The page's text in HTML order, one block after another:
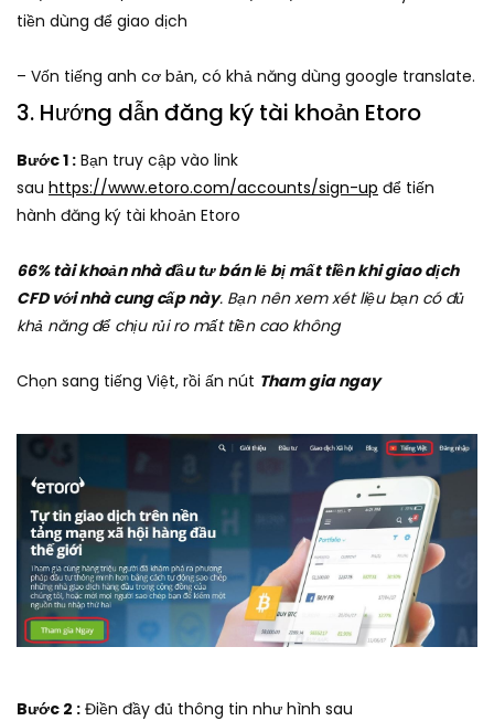
tiền dùng để giao dịch
– Vốn tiếng anh cơ bản, có khả năng dùng google translate.
3. Hướng dẫn đăng ký tài khoản Etoro
Bước 1 : Bạn truy cập vào link
sau https://www.etoro.com/accounts/sign-up để tiến
hành đăng ký tài khoản Etoro
66% tài khoản nhà đầu tư bán lẻ bị mất tiền khi giao dịch
CFD với nhà cung cấp này. Bạn nên xem xét liệu bạn có đủ
khả năng để chịu rủi ro mất tiền cao không
Chọn sang tiếng Việt, rồi ấn nút Tham gia ngay
Bước 2 : Điền đầy đủ thông tin như hình sau